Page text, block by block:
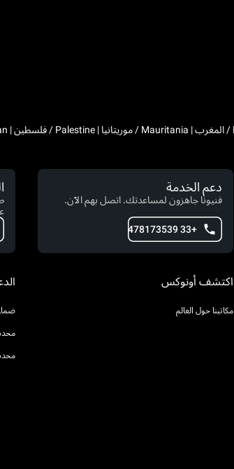
دعم الخدمة
فنيونا جاهزون لمساعدتك. اتصل بهم الآن.
+33 478173539
اكتشف أونوكس
مكاتبنا حول العالم